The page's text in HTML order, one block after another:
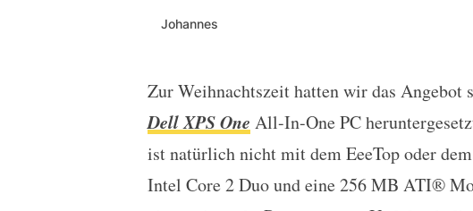
Johannes
Dell XPS One nur 649EUR
Zur Weihnachtszeit hatten wir das Angebot
Dell XPS One All-In-One PC
ist natürlich nicht mit dem EeeTop oder
Intel Core 2 Duo und eine 256 MB ATI®